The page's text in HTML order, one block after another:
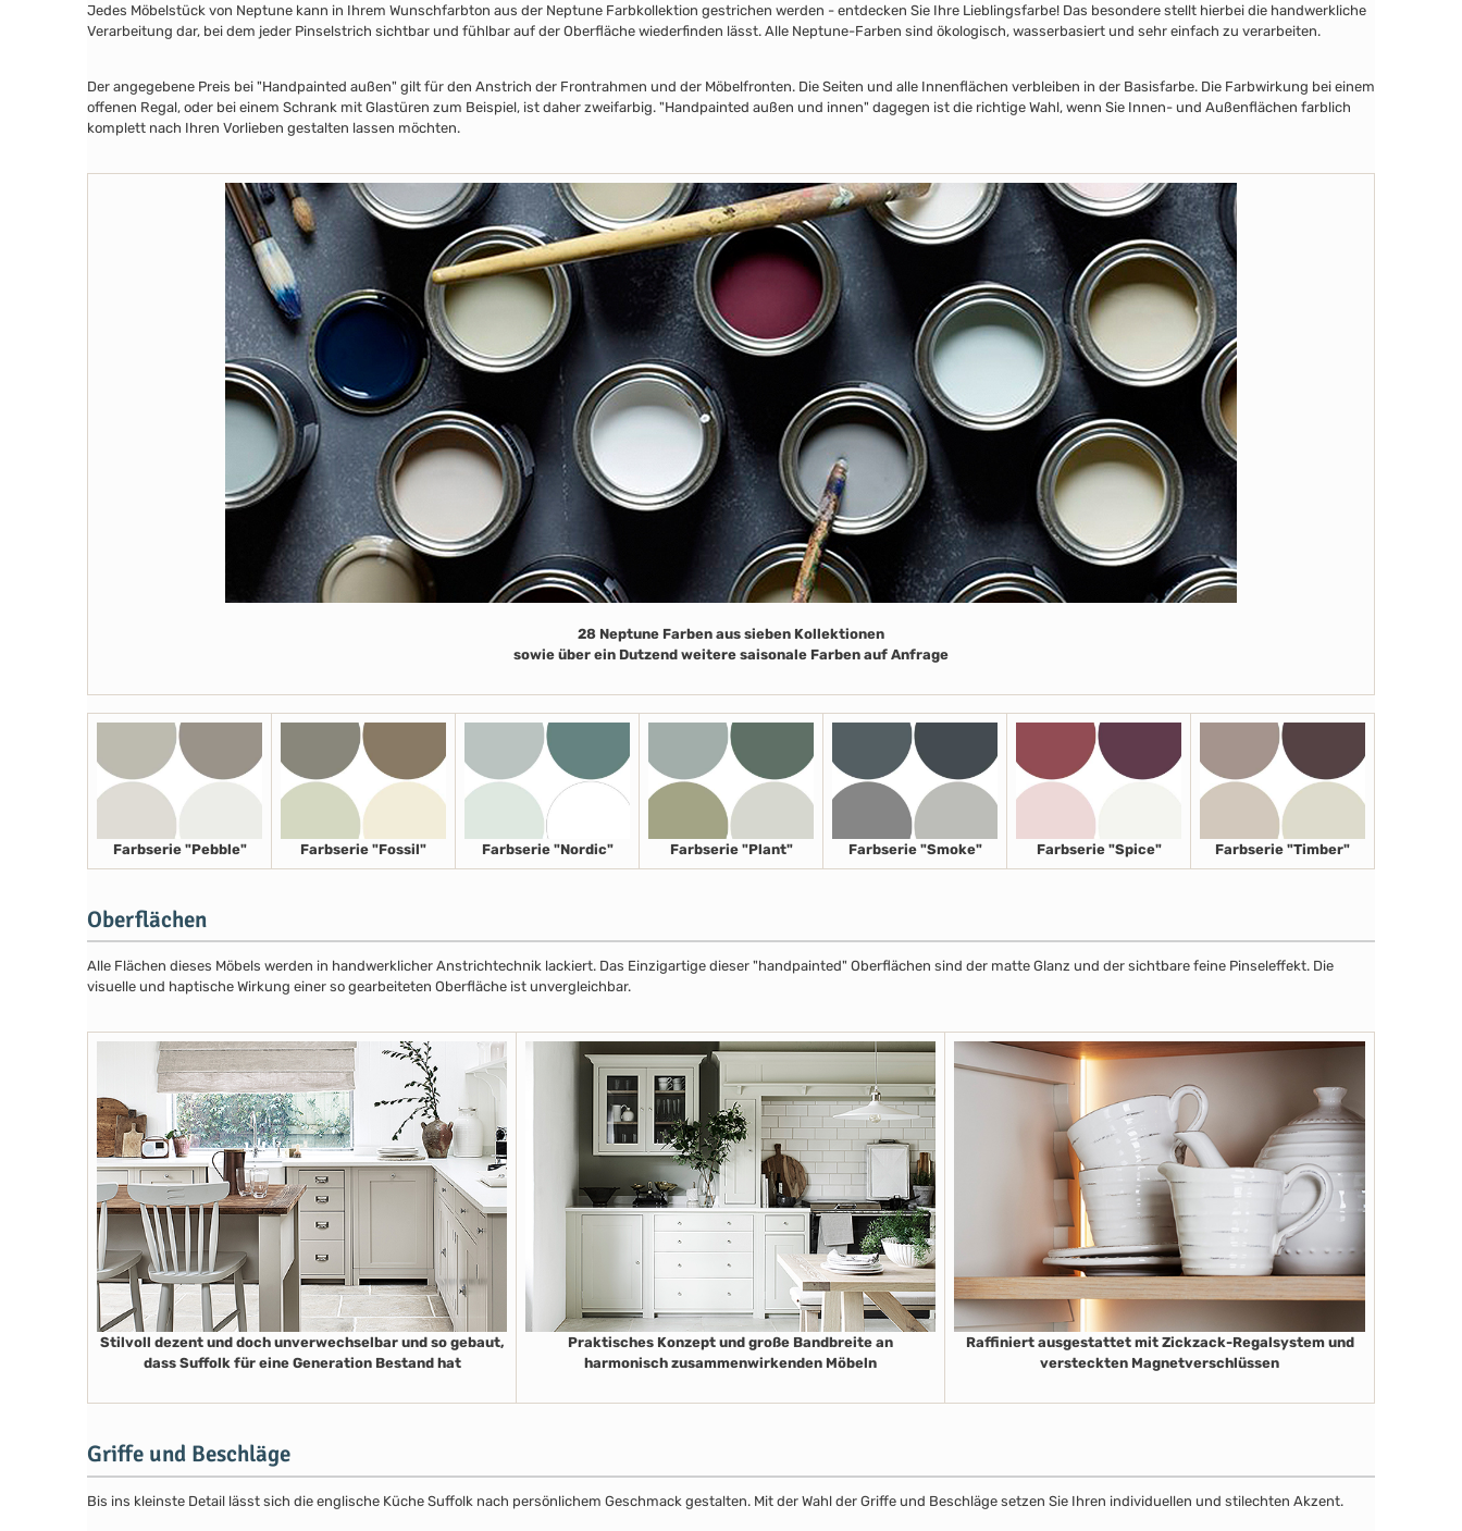
Jedes Möbelstück von Neptune kann in Ihrem Wunschfarbton aus der Neptune Farbkollektion gestrichen werden - entdecken Sie Ihre Lieblingsfarbe! Das besondere stellt hierbei die handwerkliche
Verarbeitung dar, bei dem jeder Pinselstrich sichtbar und fühlbar auf der Oberfläche wiederfinden lässt. Alle Neptune-Farben sind ökologisch, wasserbasiert und sehr einfach zu verarbeiten.
Der angegebene Preis bei "Handpainted außen" gilt für den Anstrich der Frontrahmen und der Möbelfronten. Die Seiten und alle Innenflächen verbleiben in der Basisfarbe. Die Farbwirkung bei einem
offenen Regal, oder bei einem Schrank mit Glastüren zum Beispiel, ist daher zweifarbig. "Handpainted außen und innen" dagegen ist die richtige Wahl, wenn Sie Innen- und Außenflächen farblich
komplett nach Ihren Vorlieben gestalten lassen möchten.
28 Neptune Farben aus sieben Kollektionen
sowie über ein Dutzend weitere saisonale Farben auf Anfrage
Farbserie "Pebble" Farbserie "Fossil" Farbserie "Nordic" Farbserie "Plant" Farbserie "Smoke" Farbserie "Spice" Farbserie "Timber"
Oberflächen
Alle Flächen dieses Möbels werden in handwerklicher Anstrichtechnik lackiert. Das Einzigartige dieser "handpainted" Oberflächen sind der matte Glanz und der sichtbare feine Pinseleffekt. Die
visuelle und haptische Wirkung einer so gearbeiteten Oberfläche ist unvergleichbar.
Stilvoll dezent und doch unverwechselbar und so gebaut,
dass Suffolk für eine Generation Bestand hat
Praktisches Konzept und große Bandbreite an
harmonisch zusammenwirkenden Möbeln
Raffiniert ausgestattet mit Zickzack-Regalsystem und
versteckten Magnetverschlüssen
Griffe und Beschläge
Bis ins kleinste Detail lässt sich die englische Küche Suffolk nach persönlichem Geschmack gestalten. Mit der Wahl der Griffe und Beschläge setzen Sie Ihren individuellen und stilechten Akzent.